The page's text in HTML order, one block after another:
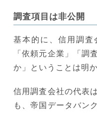
調査項目は非公開
基本的に、信用調査
「依頼元企業」「調
か」ということは明
信用調査会社の代表
も、帝国データバン